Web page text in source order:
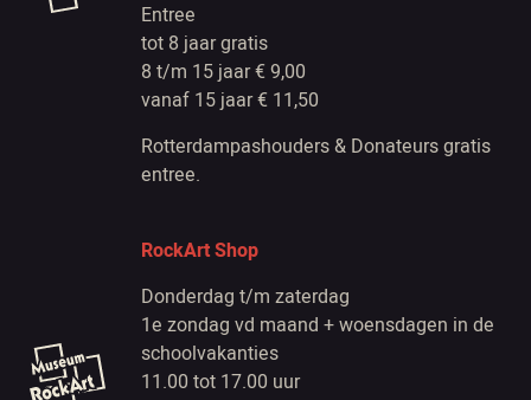
Entree
tot 8 jaar gratis
8 t/m 15 jaar € 9,00
vanaf 15 jaar € 11,50
Rotterdampashouders & Donateurs gratis
entree.
RockArt Shop
Donderdag t/m zaterdag
1e zondag vd maand + woensdagen in de
schoolvakanties
11.00 tot 17.00 uur